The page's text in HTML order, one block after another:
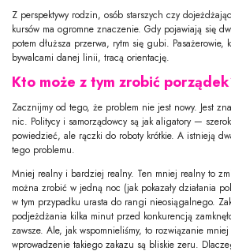
Z perspektywy rodzin, osób starszych czy
kursów ma ogromne znaczenie. Gdy pojawiają się
potem dłuższa przerwa, rytm się gubi. Pasażerowie,
bywalcami danej linii, tracą orientację.
Kto może z tym zrobić
Zacznijmy od tego, że problem nie jest nowy. Jest
nic. Politycy i samorządowcy są jak aligatory —
powiedzieć, ale rączki do roboty krótkie. A istnieją
tego problemu.
Mniej realny i bardziej realny. Ten mniej realny to
można zrobić w jedną noc (jak pokazały działania
w tym przypadku urasta do rangi nieosiągalnego.
podjeżdżania kilka minut przed konkurencją
zawsze. Ale, jak wspomnieliśmy, to rozwiązanie
wprowadzenie takiego zakazu są bliskie zeru.